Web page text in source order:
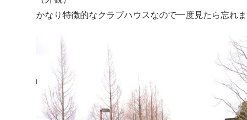
かなり特徴的なクラブハウスなので一度見たら忘れ